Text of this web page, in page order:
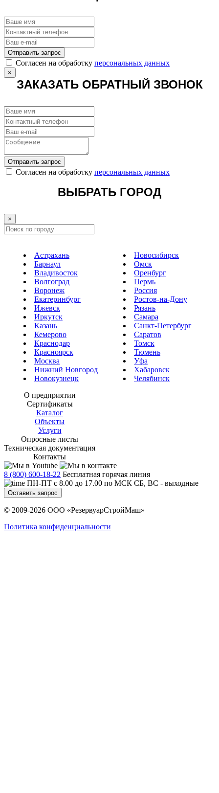
Отправить запрос
Cогласен на обработку персональных данных
×
ЗАКАЗАТЬ ОБРАТНЫЙ ЗВОНОК
Отправить запрос
Cогласен на обработку персональных данных
ВЫБРАТЬ ГОРОД
×
Астрахань
Барнаул
Владивосток
Волгоград
Воронеж
Екатеринбург
Ижевск
Иркутск
Казань
Кемерово
Краснодар
Красноярск
Москва
Нижний Новгород
Новокузнецк
Новосибирск
Омск
Оренбург
Пермь
Россия
Ростов-на-Дону
Рязань
Самара
Санкт-Петербург
Саратов
Томск
Тюмень
Уфа
Хабаровск
Челябинск
О предприятии
Сертификаты
Каталог
Объекты
Услуги
Опросные листы
Техническая документация
Контакты
8 (800) 600-18-22 Бесплатная горячая линия
ПН-ПТ с 8.00 до 17.00 по МСК СБ, ВС - выходные
Оставить запрос
© 2009-2026 ООО «РезервуарСтройМаш»
Политика конфиденциальности